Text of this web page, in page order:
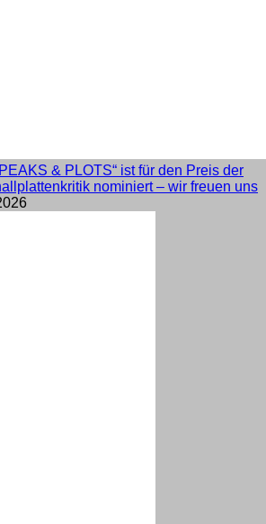
& PLOTS“ ist für den Preis der
nominiert – wir freuen uns